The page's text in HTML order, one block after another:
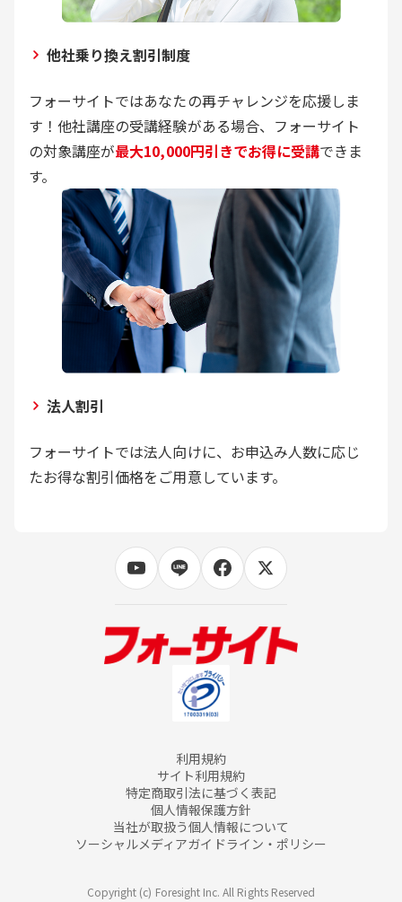
他社乗り換え割引制度
フォーサイトではあなたの再チャレンジを応援しま
す！他社講座の受講経験がある場合、フォーサイト
の対象講座が最大10,000円引きでお得に受講できま
す。
法人割引
フォーサイトでは法人向けに、お申込み人数に応じ
たお得な割引価格をご用意しています。
利用規約
サイト利用規約
特定商取引法に基づく表記
個人情報保護方針
当社が取扱う個人情報について
ソーシャルメディアガイドライン・ポリシー
Copyright (c) Foresight Inc. All Rights Reserved